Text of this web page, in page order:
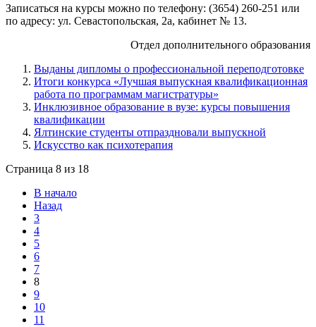
Записаться на курсы можно по телефону: (3654) 260-251 или
по адресу: ул. Севастопольская, 2а, кабинет № 13.
Отдел дополнительного образования
Выданы дипломы о профессиональной переподготовке
Итоги конкурса «Лучшая выпускная квалификационная
работа по программам магистратуры»
Инклюзивное образование в вузе: курсы повышения
квалификации
Ялтинские студенты отпраздновали выпускной
Искусство как психотерапия
Страница 8 из 18
В начало
Назад
3
4
5
6
7
8
9
10
11